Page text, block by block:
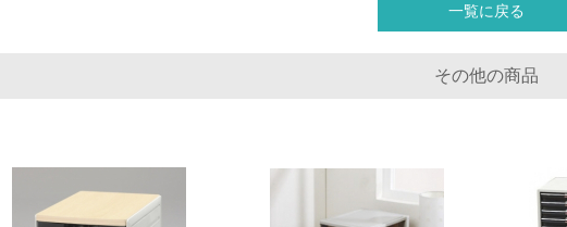
<L1> 化学物質の使用量及び外部（大気・水・土壌）への排出量
<L2> 化学物質の使用量及び外部への排出量を把握し、具体的な
<L1> 廃棄物の発生量の削減及びリサイクルの推進、適正処理を
一覧に戻る
その他の商品